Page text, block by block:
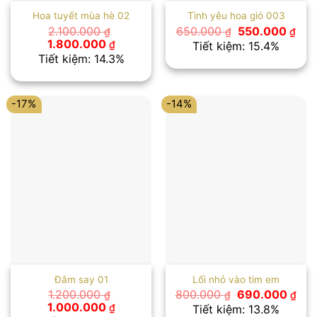
Hoa tuyết mùa hè 02
2.100.000₫
Giá
gốc
là:
1.800.000 ₫Giá
hiện
tại
1.800.000 ₫.
Tiết kiệm: 14.3%
Tình yêu hoa gió 003
650.000₫
Giá
gốc
là:
550.000₫Giá
là:
Tiết kiệm: 15.4%
-17%
Đắm say 01
1.200.000₫
Giá
1.000.000 ₫Giá
-14%
Lối nhỏ vào tim em
800.000₫ Giá
gốc
690.000₫Giá
Tiết kiệm: 13.8%